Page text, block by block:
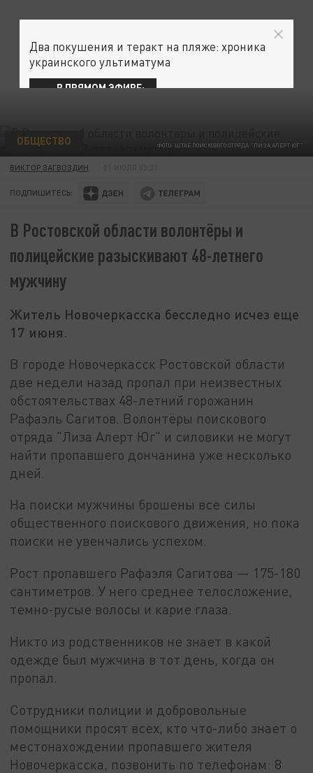
ФОТО: ШТАБ ПОИСКОВОГО ОТРЯДА "ЛИЗА АЛЕРТ ЮГ"
ОБЩЕСТВО
ВИКТОР ЗАГВОЗДИН
ПОДПИШИТЕСЬ:
В Ростовской области волонтёры и
полицейские разыскивают 48-летнего
мужчину
Житель Новочеркасска бесследно исчез еще
17 июня.
В городе Новочеркасск Ростовской области
две недели назад пропал при неизвестных
обстоятельствах 48-летний горожанин
Рафаэль Сагитов. Волонтёры поискового
отряда "Лиза Алерт Юг" и силовики не могут
найти пропавшего дончанина уже несколько
дней.
На поиски мужчины брошены все силы
общественного поискового движения, но пока
поиски не увенчались успехом.
Рост пропавшего Рафаэля Сагитова — 175-180
сантиметров. У него среднее телосложение,
темно-русые волосы и карие глаза.
Никто из родственников не знает в какой
одежде был мужчина в тот день, когда он
пропал.
Сотрудники полиции и добровольные
помощники просят всех, кто что-либо знает о
местонахождении пропавшего жителя
Новочеркасска, позвонить по телефонам: 8
Два покушения и теракт на пляже: хроника
украинского ультиматума
В ПРЯМОМ ЭФИРЕ: